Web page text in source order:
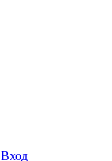
Вход